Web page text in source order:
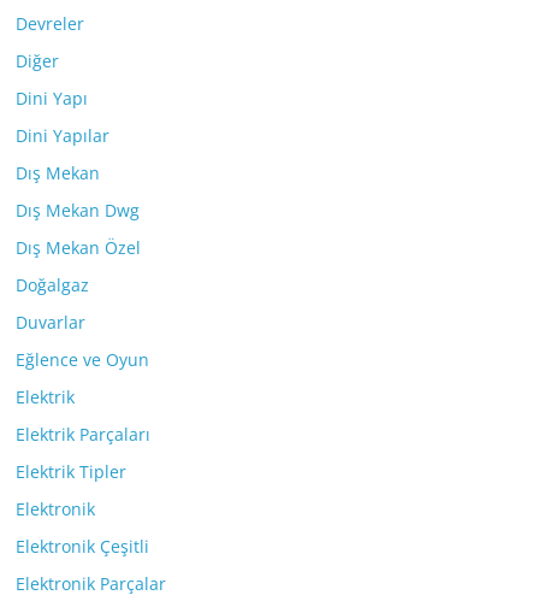
Devreler
Diğer
Dini Yapı
Dini Yapılar
Dış Mekan
Dış Mekan Dwg
Dış Mekan Özel
Doğalgaz
Duvarlar
Eğlence ve Oyun
Elektrik
Elektrik Parçaları
Elektrik Tipler
Elektronik
Elektronik Çeşitli
Elektronik Parçalar